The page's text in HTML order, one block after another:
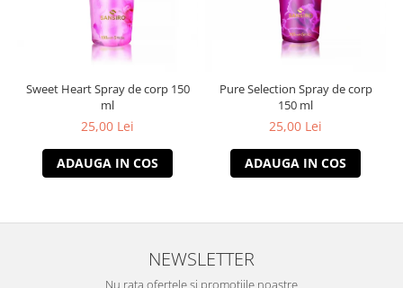
Sweet Heart Spray de corp 150
ml
25,00 Lei
ADAUGA IN COS
Pure Selection Spray de corp
150 ml
25,00 Lei
ADAUGA IN COS
NEWSLETTER
Nu rata ofertele si promotiile noastre